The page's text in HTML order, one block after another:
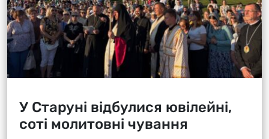
У Старуні відбулися ювілейні,
соті молитовні чування